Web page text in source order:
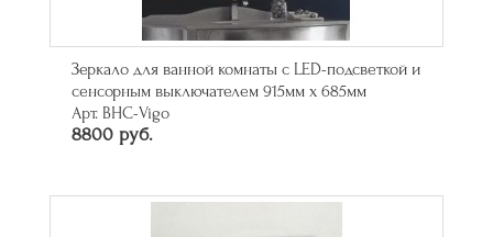
Зеркало для ванной комнаты с LED-подсветкой и
сенсорным выключателем 915мм х 685мм
Арт. BHC-Vigo
8800 руб.